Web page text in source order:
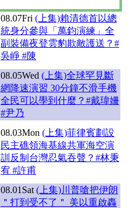
08.07Fri (上集)賴清德首以總
統身分參與「萬鈞演練」全
副裝備夜登雲豹欺敵護送？#
吳崢 #陳
08.05Wed (上集)全球罕見斷
網降速演習 30分鐘不滑手機
全民可以學到什麼？#戴瑋姍
#尹乃
08.03Mon (上集)菲律賓劃設
民主礁領海基線共軍海空演
訓反制台灣忍氣吞聲？#林秉
宥 #許甫
08.01 Sat (上集)川普嗆把伊朗
＂打到受不了＂ 美以重啟轟